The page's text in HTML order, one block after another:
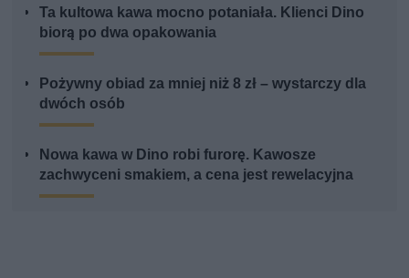
Ta kultowa kawa mocno potaniała. Klienci Dino
biorą po dwa opakowania
Pożywny obiad za mniej niż 8 zł – wystarczy dla
dwóch osób
Nowa kawa w Dino robi furorę. Kawosze
zachwyceni smakiem, a cena jest rewelacyjna